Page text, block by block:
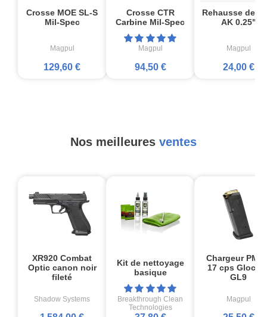
Crosse MOE SL-S
Mil-Spec
Magpul
129,60 €
Crosse CTR
Carbine Mil-Spec
Magpul
94,50 €
Rehausse de
AK 0.25"
Magpul
24,00 €
Nos meilleures ventes
XR920 Combat
Optic canon noir
fileté
Shadow Systems
Kit de nettoyage
basique
Breakthrough Clean
Technologies
Chargeur
17 cps
GL9
Magpul